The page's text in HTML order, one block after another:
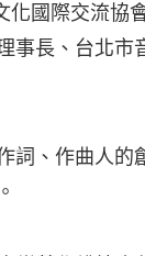
化國際交流協
事長、台北市
詞、作曲人的